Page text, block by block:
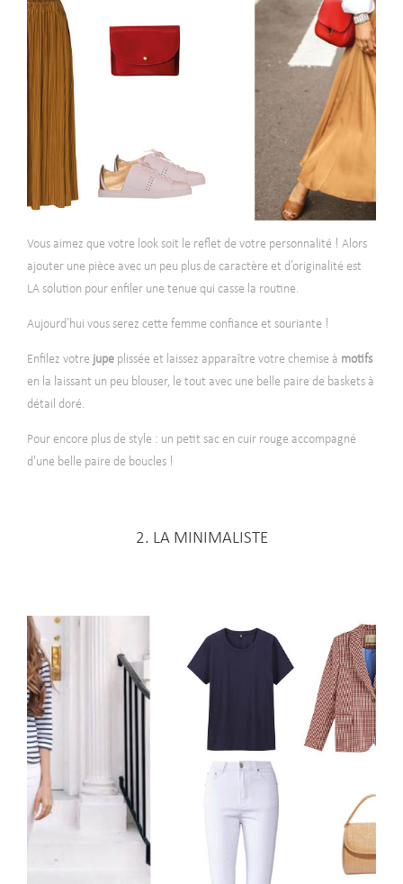
Vous aimez que votre look soit le reflet de votre personnalité ! Alors
ajouter une pièce avec un peu plus de caractère et d’originalité est
LA solution pour enfiler une tenue qui casse la routine.
Aujourd’hui vous serez cette femme confiance et souriante !
Enfilez votre jupe plissée et laissez apparaître votre chemise à motifs
en la laissant un peu blouser, le tout avec une belle paire de baskets à
détail doré.
Pour encore plus de style : un petit sac en cuir rouge accompagné
d'une belle paire de boucles !
2. LA MINIMALISTE